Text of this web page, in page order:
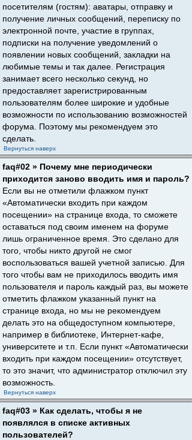
посетителям (гостям): аватары, отправку и
получение личных сообщений, переписку по
электронной почте, участие в группах,
подписки на получение уведомлений о
появлении новых сообщений, закладки на
любимые темы и так далее. Регистрация
занимает всего несколько секунд, но
предоставляет зарегистрированным
пользователям более широкие и удобные
возможности по использованию возможностей
форума. Поэтому мы рекомендуем это
сделать.
Вернуться наверх
faq#02 » Почему мне периодически
приходится заново вводить имя и пароль?
Если вы не отметили флажком пункт
«Автоматически входить при каждом
посещении» на странице входа, то сможете
оставаться под своим именем на форуме
лишь ограниченное время. Это сделано для
того, чтобы никто другой не смог
воспользоваться вашей учетной записью. Для
того чтобы вам не приходилось вводить имя
пользователя и пароль каждый раз, вы можете
отметить флажком указанный пункт на
странице входа, но мы не рекомендуем
делать это на общедоступном компьютере,
например в библиотеке, Интернет-кафе,
университете и т.п. Если пункт «Автоматически
входить при каждом посещении» отсутствует,
то это значит, что администратор отключил эту
возможность.
Вернуться наверх
faq#03 » Как сделать, чтобы я не
появлялся в списке активных
пользователей?